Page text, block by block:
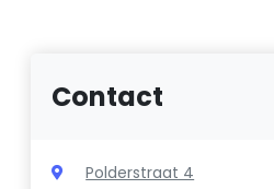
Contact
Polderstraat 4